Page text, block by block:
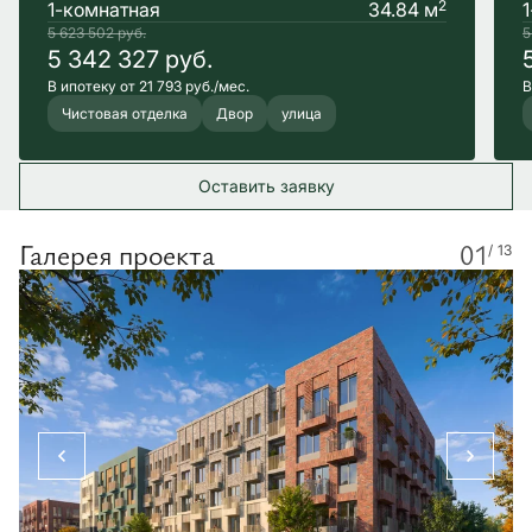
1-комнатная 34.84 м2
5 623 502руб.
5 342 327 руб.
В ипотеку от 21 793 руб./мес.
Чистовая отделка
Двор улица
Оставить заявку
Галерея проекта 01 / 13